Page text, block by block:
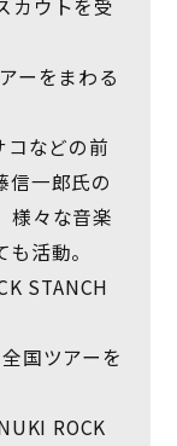
カウトを受
ーをまわる
などの前
信一郎氏の
様々な音楽
活動。
STANCH
国ツアーを
ROCK